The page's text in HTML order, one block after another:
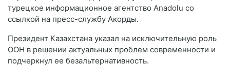
турецкое информационное агентство Anadolu со
ссылкой на пресс-службу Акорды.
Президент Казахстана указал на исключительную роль
ООН в решении актуальных проблем современности и
подчеркнул ее безальтернативность.